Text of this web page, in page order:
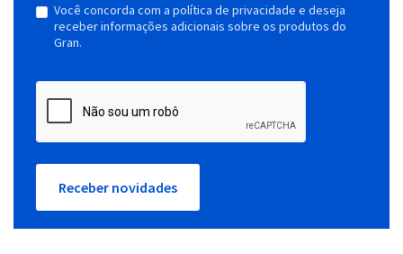
Você concorda com a política de privacidade e deseja
receber informações adicionais sobre os produtos do
Gran.
Receber novidades